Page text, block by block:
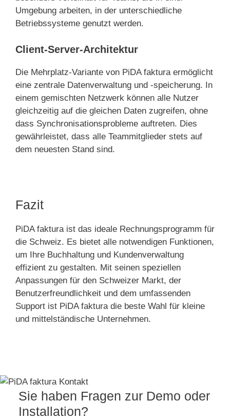
Umgebung arbeiten, in der unterschiedliche
Betriebssysteme genutzt werden.
Client-Server-Architektur
Die Mehrplatz-Variante von PiDA faktura ermöglicht
eine zentrale Datenverwaltung und -speicherung. In
einem gemischten Netzwerk können alle Nutzer
gleichzeitig auf die gleichen Daten zugreifen, ohne
dass Synchronisationsprobleme auftreten. Dies
gewährleistet, dass alle Teammitglieder stets auf
dem neuesten Stand sind.
Fazit
PiDA faktura ist das ideale Rechnungsprogramm für
die Schweiz. Es bietet alle notwendigen Funktionen,
um Ihre Buchhaltung und Kundenverwaltung
effizient zu gestalten. Mit seinen speziellen
Anpassungen für den Schweizer Markt, der
Benutzerfreundlichkeit und dem umfassenden
Support ist PiDA faktura die beste Wahl für kleine
und mittelständische Unternehmen.
Sie haben Fragen zur Demo oder
Installation?